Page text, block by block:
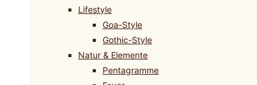
Lifestyle
Goa-Style
Gothic-Style
Natur & Elemente
Pentagramme